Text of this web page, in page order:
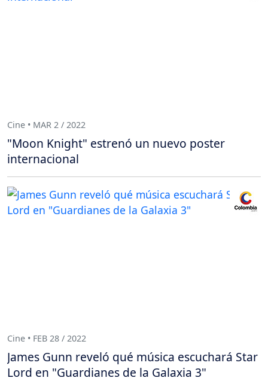
Cine • MAR 2 / 2022
"Moon Knight" estrenó un nuevo poster
internacional
Cine • FEB 28 / 2022
James Gunn reveló qué música escuchará Star
Lord en "Guardianes de la Galaxia 3"